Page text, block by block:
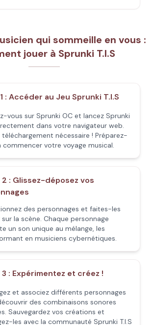
qui sommeille en vous :
jouer à Sprunki T.I.S
: Accéder au Jeu Sprunki T.I.S
vous sur Sprunki OC et lancez Sprunki
dans votre navigateur web.
téléchargement nécessaire ! Préparez-
commencer votre voyage musical.
2 : Glissez-déposez vos
des personnages et faites-les
sur la scène. Chaque personnage
un son unique au mélange, les
en musiciens cybernétiques.
3 : Expérimentez et créez !
et associez différents personnages
des combinaisons sonores
Sauvegardez vos créations et
les avec la communauté Sprunki T.I.S